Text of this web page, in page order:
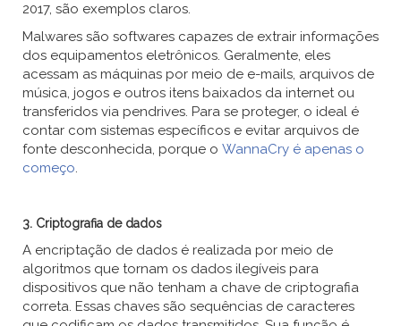
2017, são exemplos claros.
Malwares são softwares capazes de extrair informações
dos equipamentos eletrônicos. Geralmente, eles
acessam as máquinas por meio de e-mails, arquivos de
música, jogos e outros itens baixados da internet ou
transferidos via pendrives. Para se proteger, o ideal é
contar com sistemas específicos e evitar arquivos de
fonte desconhecida, porque o WannaCry é apenas o
começo.
3. Criptografia de dados
A encriptação de dados é realizada por meio de
algoritmos que tornam os dados ilegíveis para
dispositivos que não tenham a chave de criptografia
correta. Essas chaves são sequências de caracteres